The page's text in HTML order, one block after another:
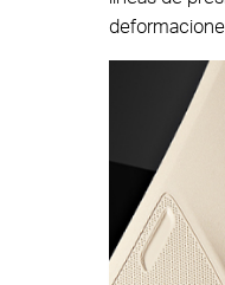
STARgate